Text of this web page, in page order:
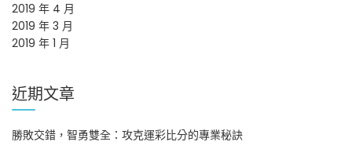
2019 年 4 月
2019 年 3 月
2019 年 1 月
近期文章
勝敗交錯，智勇雙全：攻克運彩比分的專業秘訣